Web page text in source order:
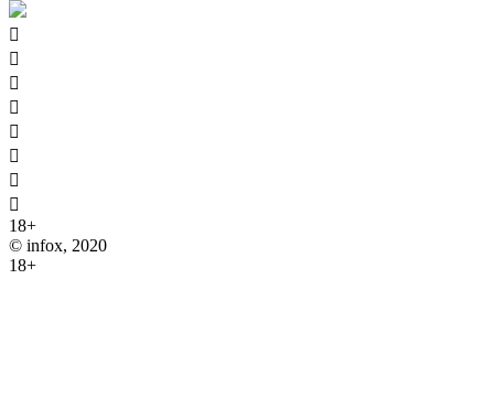








18+
© infox, 2020
18+